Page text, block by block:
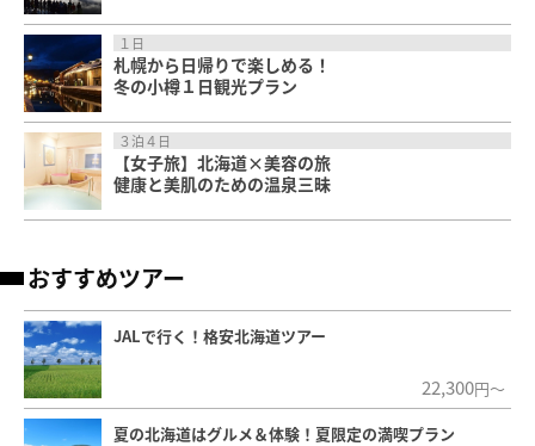
１日
札幌から日帰りで楽しめる！
冬の小樽１日観光プラン
３泊４日
【女子旅】北海道×美容の旅
健康と美肌のための温泉三昧
おすすめツアー
JALで行く！格安北海道ツアー
22,300円～
夏の北海道はグルメ＆体験！夏限定の満喫プラン